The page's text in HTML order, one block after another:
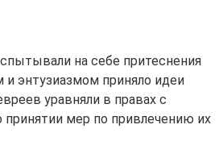
на себе притеснения
энтузиазмом приняло идеи
уравняли в правах с
принятии мер по привлечению их